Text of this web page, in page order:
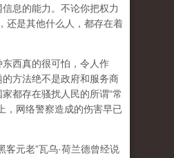
息的能力。不论你把权力
还是其他什么人，都存在着
西真的很可怕，令人作
方法绝不是政府和服务商
都存在骚扰人民的所谓“常
，网络警察造成的伤害早已
客元老”瓦乌·荷兰德曾经说